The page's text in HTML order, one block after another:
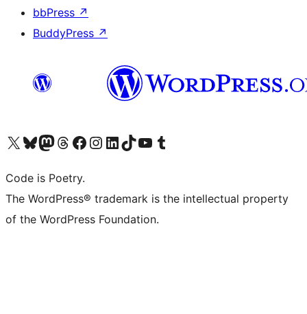
bbPress ↗
BuddyPress ↗
ຢ້ຽມຊົມບັນຊີ X (ຊື່ເກົ່າ Twitter) ຂອງພວກເຮົາຢ້ຽມຊົມບັນຊີ Bluesky ຂອງພວກເຮົາຢ້ຽມຊົມບັນຊີ Mastodon ຂອງພວກເຮົາຢ້ຽມຊົມບັນຊີ Threads ຂອງພວກເຮົາຢ້ຽມຊົມໜ້າ Facebook ຂອງພວກເຮົາຢ້ຽມຊົມບັນຊີ Instagram ຂອງພວກເຮົາຢ້ຽມຊົມບັນຊີ LinkedIn ຂອງພວກເຮົາຢ້ຽມຊົມບັນຊີ TikTok ຂອງພວກເຮົາຢ້ຽມຊົມຊ່ອງ YouTube ຂອງພວກເຮົາຢ້ຽມຊົມບັນຊີ Tumblr ຂອງພວກເຮົາ
Code is Poetry.
The WordPress® trademark is the intellectual property
of the WordPress Foundation.